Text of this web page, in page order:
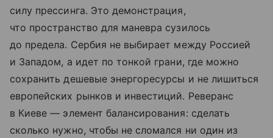
силу прессинга. Это демонстрация,
что пространство для маневра сузилось
до предела. Сербия не выбирает между Россией
и Западом, а идет по тонкой грани, где можно
сохранить дешевые энергоресурсы и не лишиться
европейских рынков и инвестиций. Реверанс
в Киеве — элемент балансирования: сделать
сколько нужно, чтобы не сломался ни один из